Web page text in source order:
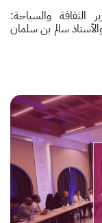
الثقافة والسياحة:
سالم بن سلمان